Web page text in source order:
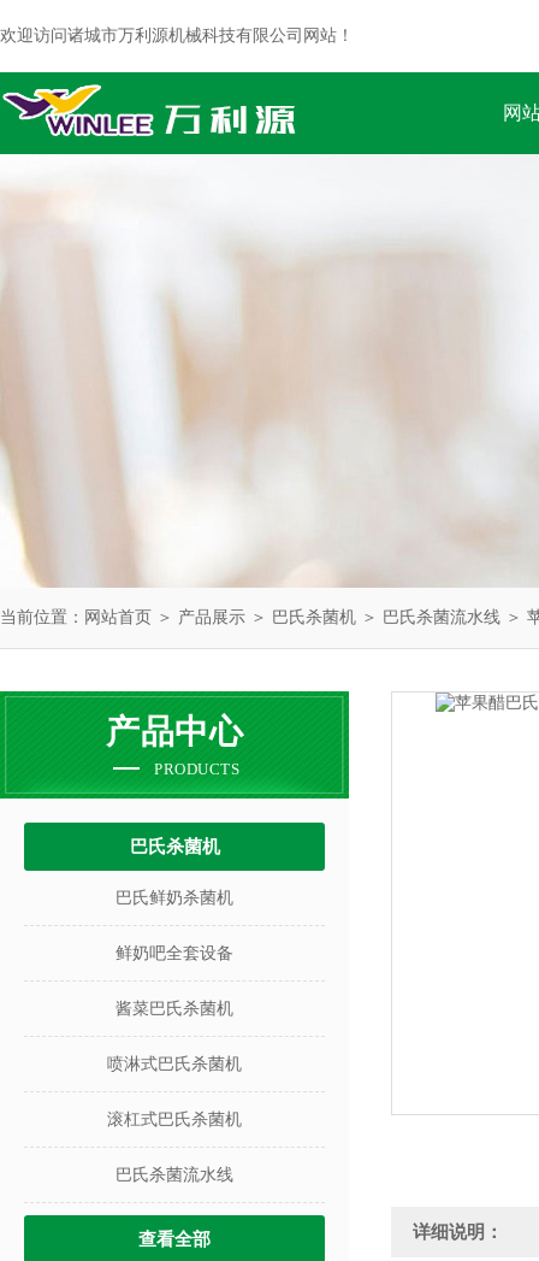
欢迎访问诸城市万利源机械科技有限公司网站！
网
当前位置： 网站首页 ＞ 产品展示 ＞ 巴氏杀菌机 ＞ 巴氏杀菌流水线 ＞
产品中心
PRODUCTS
巴氏杀菌机
巴氏鲜奶杀菌机
鲜奶吧全套设备
酱菜巴氏杀菌机
喷淋式巴氏杀菌机
滚杠式巴氏杀菌机
巴氏杀菌流水线
查看全部 详细说明：